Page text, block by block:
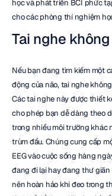
học và phát triển BCI phức
cho các phòng thí nghiệm
Tai nghe
Nếu bạn đang tìm kiếm một
động của não, tai nghe
Các tai nghe này được thiết
cho phép bạn dễ dàng theo
trong nhiều môi trường khác
trùm đầu. Chúng cung cấp
EEG vào cuộc sống hàng
đang đi lại hay đang thư
nên hoàn hảo khi đeo trong